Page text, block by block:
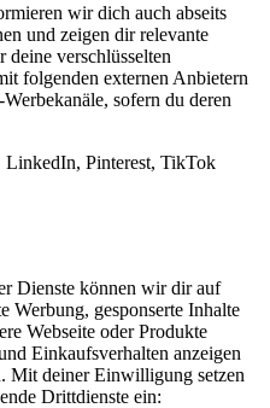
wir dich auch abseits
und zeigen dir relevante
verschlüsselten
folgenden externen Anbietern
sofern du deren
Pinterest, TikTok
Dienste können wir dir auf
Werbung, gesponserte Inhalte
Webseite oder Produkte
Einkaufsverhalten anzeigen
Mit deiner Einwilligung setzen
Drittdienste ein: